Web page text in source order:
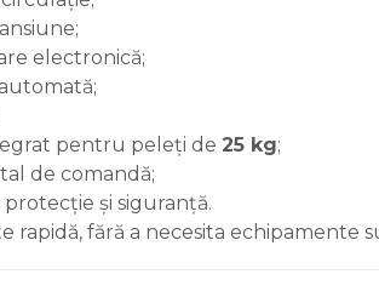
pompe de
PPR
electronică;
pentru peleți de 25 kg;
de comandă;
protecție și siguranță.
rapidă, fără a necesita echipamente